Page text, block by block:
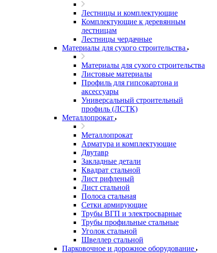
Лестницы и комплектующие
Комплектующие к деревянным
лестницам
Лестницы чердачные
Материалы для сухого строительства
Материалы для сухого строительства
Листовые материалы
Профиль для гипсокартона и
аксессуары
Универсальный строительный
профиль (ЛСТК)
Металлопрокат
Металлопрокат
Арматура и комплектующие
Двутавр
Закладные детали
Квадрат стальной
Лист рифленый
Лист стальной
Полоса стальная
Сетки армирующие
Трубы ВГП и электросварные
Трубы профильные стальные
Уголок стальной
Швеллер стальной
Парковочное и дорожное оборудование